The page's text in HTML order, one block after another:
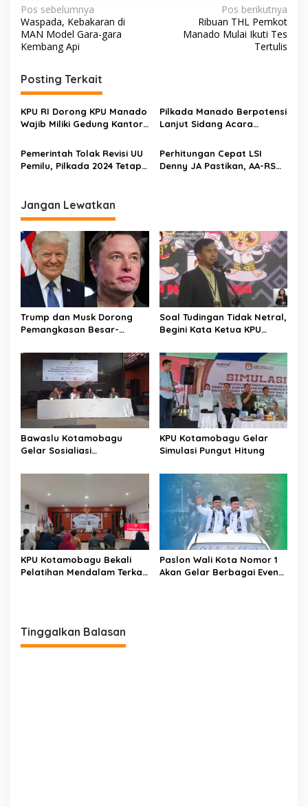
N
a
v
i
g
a
s
i
p
s
Pos sebelumnya
Waspada, Kebakaran di
MAN Model Gara-gara
Kembang Api
Pos berikutnya
Ribuan THL Pemkot
Manado Mulai Ikuti Tes
Tertulis
Posting Terkait
KPU RI Dorong KPU Manado
Wajib Miliki Gedung Kantor
Pilkada Manado Berpotensi
Lanjut Sidang Acara
Pemerintah Tolak Revisi UU
Pemilu, Pilkada 2024 Tetap
Perhitungan Cepat LSI
Denny JA Pastikan, AA-RS
Jangan Lewatkan
Trump dan Musk Dorong
Pemangkasan Besar-
AS
Soal Tudingan Tidak Netral,
Begini Kata Ketua KPU
Bawaslu Kotamobagu
Gelar Sosialiasi
KPU Kotamobagu Gelar
Simulasi Pungut Hitung
KPU Kotamobagu Bekali
Pelatihan Mendalam Terkait
Paslon Wali Kota Nomor 1
Akan Gelar Berbagai Event
Tinggalkan Balasan